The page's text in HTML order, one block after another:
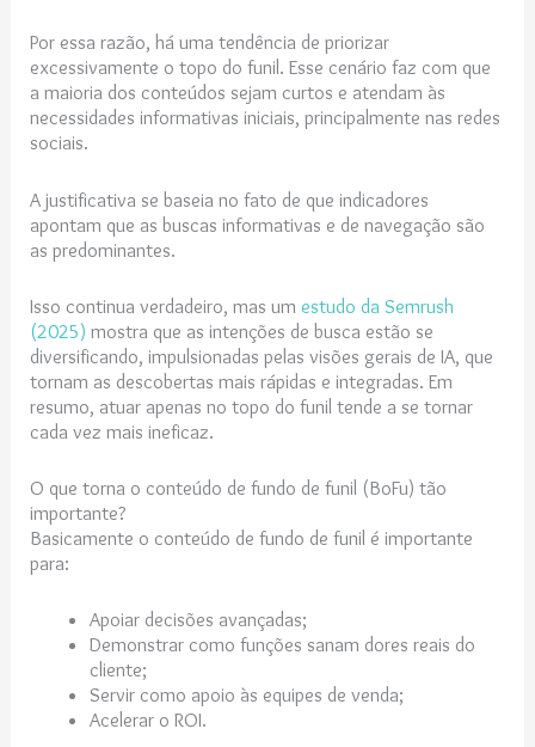
Por essa razão, há uma tendência de priorizar
excessivamente o topo do funil. Esse cenário faz com que
a maioria dos conteúdos sejam curtos e atendam às
necessidades informativas iniciais, principalmente nas redes
sociais.
A justificativa se baseia no fato de que indicadores
apontam que as buscas informativas e de navegação são
as predominantes.
Isso continua verdadeiro, mas umestudo da Semrush
(2025) mostra que as intenções de busca estão se
diversificando, impulsionadas pelas visões gerais de IA, que
tornam as descobertas mais rápidas e integradas. Em
resumo, atuar apenas no topo do funil tende a se tornar
cada vez mais ineficaz.
O que torna o conteúdo de fundo de funil (BoFu) tão
importante?
Basicamente o conteúdo de fundo de funil é importante
para:
Apoiar decisões avançadas;
Demonstrar como funções sanam dores reais do
cliente;
Servir como apoio às equipes de venda;
Acelerar o ROI.